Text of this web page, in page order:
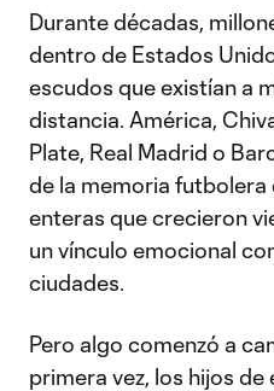
Durante décadas,
dentro de Estados
escudos que existían a
distancia. América,
Plate, Real Madrid o
de la memoria futbolera
enteras que crecieron
un vínculo emocional
ciudades.
Pero algo comenzó a
primera vez, los hijos de